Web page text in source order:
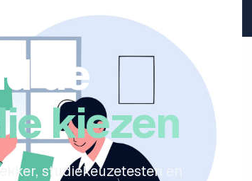
de
kiezen
studiekeuzetesten en